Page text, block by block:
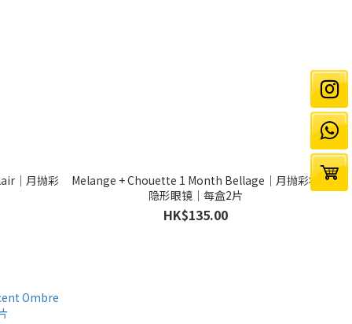
｜月抛彩
Melange + Chouette 1 Month Bellage｜月抛彩妆
隐形眼镜｜每盒2片
HK$135.00